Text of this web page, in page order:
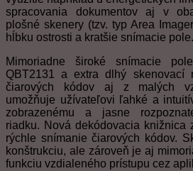
spracovania dokumentov aj v
plošné skenery (tzv. typ Area
hĺbku ostrosti a kratšie snímacie pole.
Mimoriadne široké snímacie
QBT2131 a extra dlhý skenovací
čiarových kódov aj z malých
umožňuje užívateľovi ľahké a
zobrazenému a jasne
riadku. Nová dekódovacia knižnica
rýchle snímanie čiarových kódov.
konštrukciu, ale zároveň je aj
funkciu vzdialeného prístupu cez